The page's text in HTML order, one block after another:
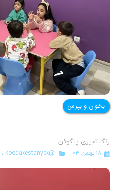
بخوان و بپرس
رنگ‌آمیزی پنگوئن
۱۸ بهمن ۰۴ @koodakestanyek ،